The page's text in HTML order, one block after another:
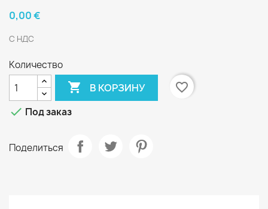
0,00 €
С НДС
Количество
 В КОРЗИНУ
favorite_border
 Под заказ
Поделиться